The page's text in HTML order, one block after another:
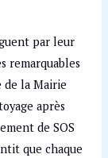
par leur
remarquables
la Mairie
après
de SOS
que chaque